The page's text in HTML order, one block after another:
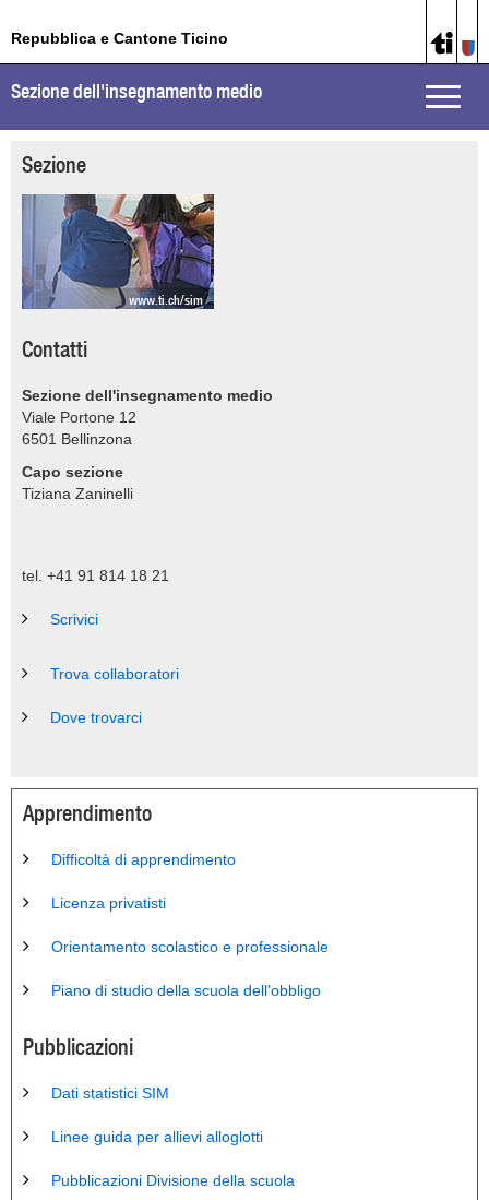
Repubblica e Cantone Ticino
Toggle
Sezione dell'insegnamento medio
Sezione
www.ti.ch/sim
Contatti
Sezione dell'insegnamento medio
Viale Portone 12
6501 Bellinzona
Capo sezione
Tiziana Zaninelli
tel. +41 91 814 18 21
Scrivici
Trova collaboratori
Dove trovarci
Apprendimento
Difficoltà di apprendimento
Licenza privatisti
Orientamento scolastico e professionale
Piano di studio della scuola dell'obbligo
Pubblicazioni
Dati statistici SIM
Linee guida per allievi alloglotti
Pubblicazioni Divisione della scuola